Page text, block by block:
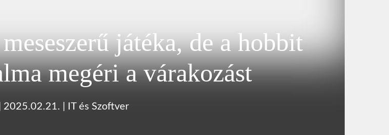
játéka, de a hobbit
megéri a várakozást
2025.02.21. IT és Szoftver